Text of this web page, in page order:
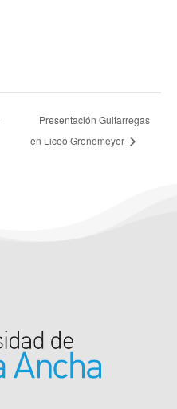
Presentación Guitarregas
en Liceo Gronemeyer